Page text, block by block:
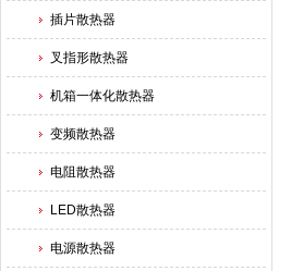
插片散热器
叉指形散热器
机箱一体化散热器
变频散热器
电阻散热器
LED散热器
电源散热器